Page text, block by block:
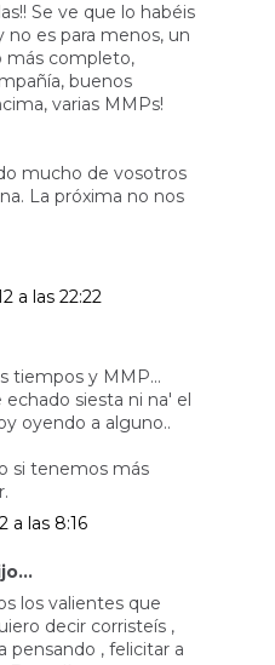
Se ve que lo habéis
no es para menos, un
más completo,
buenos
varias MMPs!
mucho de vosotros
La próxima no nos
a las 22:22
tiempos y MMP...
echado siesta ni na' el
oyendo a alguno..
si tenemos más
a las 8:16
los valientes que
decir corristeís ,
pensando , felicitar a